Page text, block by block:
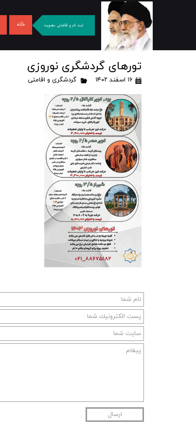
خانه ثبت نام و تقاضای عضویت
تورهای گردشگری نوروزی
۱۶ اسفند ۱۴۰۲ گردشگری و اقامتی
ارسال